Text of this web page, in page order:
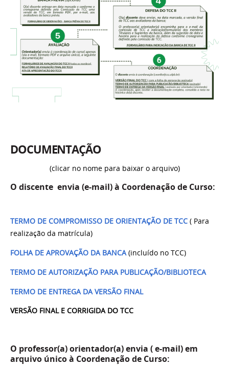
DOCUMENTAÇÃO
(clicar no nome para baixar o arquivo)
O discente envia (e-mail)à Coordenação de Curso:
TERMO DE COMPROMISSO DE ORIENTAÇÃO DE TCC ( Para
realização da matrícula)
FOLHA DE APROVAÇÃO DA BANCA(incluído no TCC)
TERMO DE AUTORIZAÇÃO PARA PUBLICAÇÃO/BIBLIOTECA
TERMO DE ENTREGA DA VERSÃO FINAL
VERSÃO FINAL E CORRIGIDA DO TCC
O professor(a) orientador(a) envia ( e-mail) em
arquivo único à Coordenação de Curso: